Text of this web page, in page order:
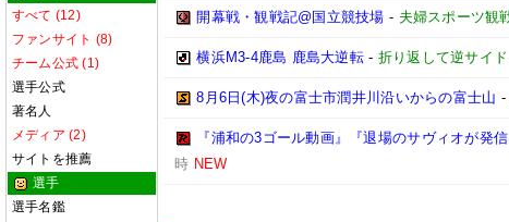
すべて (12)
ファンサイト (8)
チーム公式 (1)
選手公式
著名人
メディア (2)
サイトを推薦
選手
選手名鑑
開幕戦・観戦記@国立競技場 - 夫婦スポーツ観
横浜M3-4鹿島 鹿島大逆転 - 折り返して逆サイド
8月6日(木)夜の富士市潤井川沿いからの富士山 -
『浦和の3ゴール動画』『退場のサヴィオが発
時 NEW